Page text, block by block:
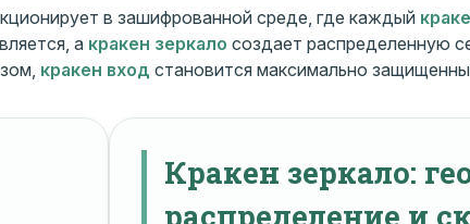
в зашифрованной среде, где каждый
а кракен зеркало создает распределенную
кракен вход становится максимально
Кракен зеркало:
распределение и